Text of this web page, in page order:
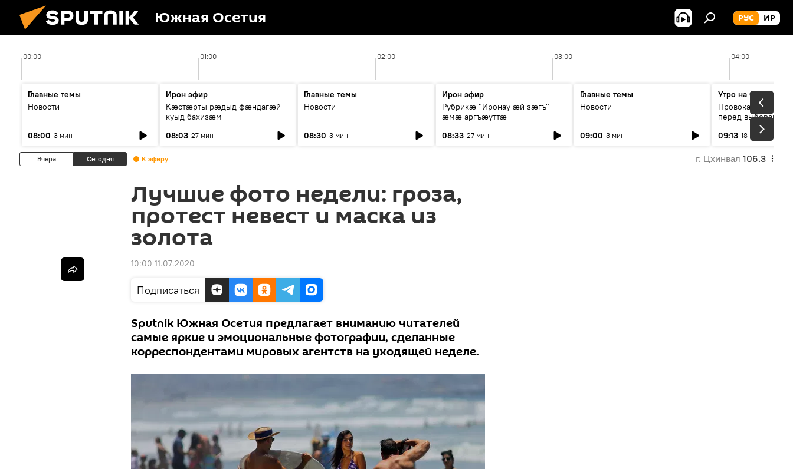
Южная Осетия РУС ИР
00:00 01:00 02:00 03:00 04:00
Главные темы
Новости
08:00 3 мин
Ирон эфир
Кæстæрты рæдыд фæндагæй
куыд бахизæм
08:03 27 мин
Главные темы
Новости
08:30 3 мин
Ирон эфир
Рубрикæ "Иронау ӕй зӕгъ"
ӕмӕ аргъӕуттӕ
08:33 27 мин
Главные темы
Новости
09:00 3 мин
Утро на Спутнике
Провокации со
перед выборами в
09:13 18 мин
Вчера Сегодня К эфиру г. Цхинвал 106.3
Лучшие фото недели: гроза,
протест невест и маска из
золота
10:00 11.07.2020
Подписаться
Sputnik Южная Осетия предлагает вниманию читателей
самые яркие и эмоциональные фотографии, сделанные
корреспондентами мировых агентств на уходящей неделе.